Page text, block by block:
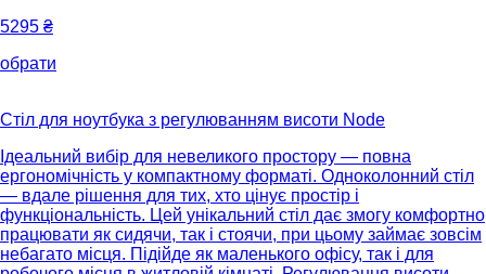
5295 ₴
обрати
Стіл для ноутбука з регулюванням висоти Node
Ідеальний вибір для невеликого простору — повна
ергономічність у компактному форматі. Одноколонний стіл
— вдале рішення для тих, хто цінує простір і
функціональність. Цей унікальний стіл дає змогу комфортно
працювати як сидячи, так і стоячи, при цьому займає зовсім
небагато місця. Підійде як маленького офісу, так і для